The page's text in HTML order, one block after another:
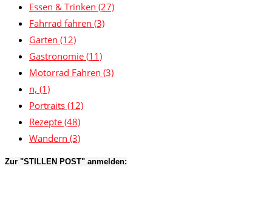
Essen & Trinken (27)
Fahrrad fahren (3)
Garten (12)
Gastronomie (11)
Motorrad Fahren (3)
n, (1)
Portraits (12)
Rezepte (48)
Wandern (3)
Zur "STILLEN POST" anmelden: